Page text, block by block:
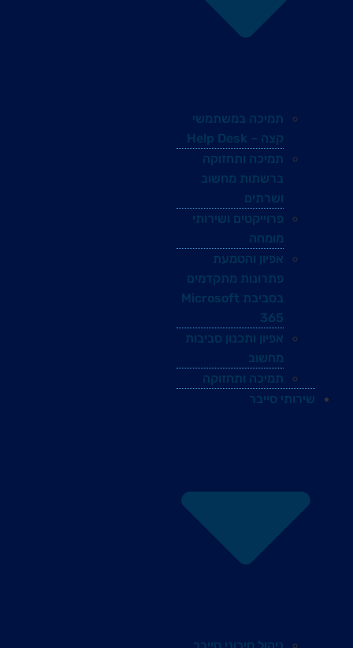
תמיכה במשתמשי
קצה – Help Desk
תמיכה ותחזוקה
ברשתות מחשוב
ושרתים
פרוייקטים ושירותי
מומחה
אפיון והטמעת
פתרונות מתקדמים
בסביבת Microsoft
365
אפיון ותכנון סביבות
מחשוב
תמיכה ותחזוקה
שירותי סייבר